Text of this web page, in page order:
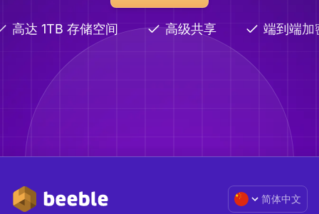
高达 1TB 存储空间 高级共享 端到端加
简体中文